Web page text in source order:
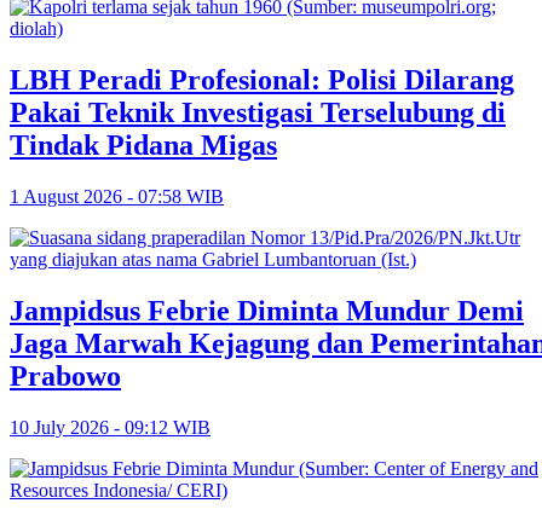
LBH Peradi Profesional: Polisi Dilarang
Pakai Teknik Investigasi Terselubung di
Tindak Pidana Migas
1 August 2026 - 07:58 WIB
Jampidsus Febrie Diminta Mundur Demi
Jaga Marwah Kejagung dan
Prabowo
10 July 2026 - 09:12 WIB